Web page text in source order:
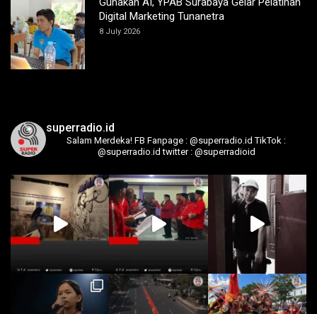
Digital Marketing Tunanetra
8 July 2026
superradio.id
Salam Merdeka! FB Fanpage : @superradio.id TikTok :
@superradio.id twitter : @superradioid